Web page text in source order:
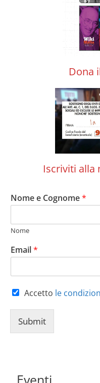
Dona
Iscriviti alla
Nome e Cognome*
Nome
Email*
Accetto le
Submit
Eventi